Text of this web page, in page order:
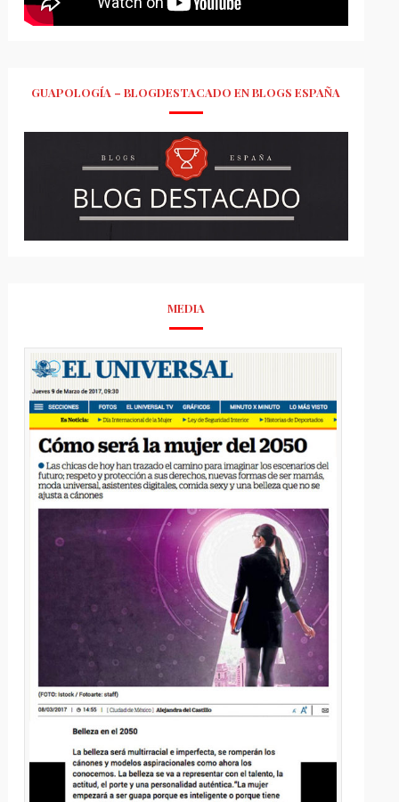
GUAPOLOGÍA – BLOGDESTACADO EN BLOGS ESPAÑA
MEDIA